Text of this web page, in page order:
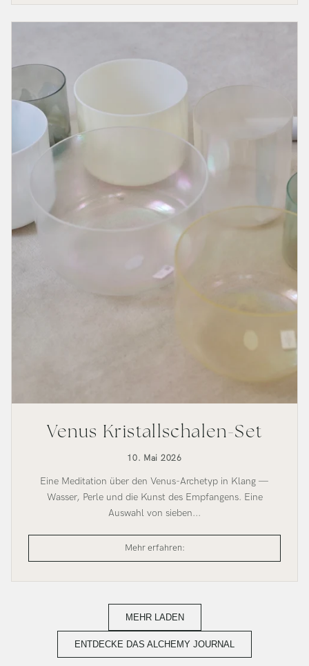
die
erfüllt
Venus Kristallschalen-Set
10. Mai 2026
Eine Meditation über den Venus-Archetyp in Klang —
Wasser, Perle und die Kunst des Empfangens. Eine
Auswahl von sieben...
Mehr erfahren:Venus
Set
MEHR LADEN
ENTDECKE DAS ALCHEMY JOURNAL